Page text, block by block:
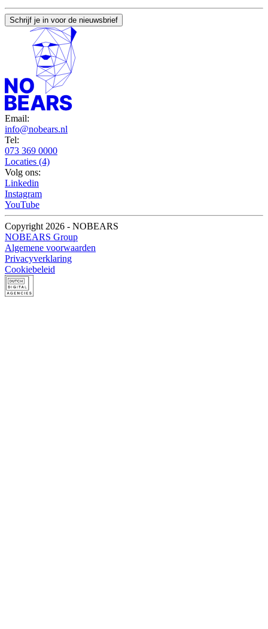
Schrijf je in voor de nieuwsbrief
Email:
info@nobears.nl
Tel:
073 369 0000
Locaties (4)
Volg ons:
Linkedin
Instagram
YouTube
Copyright 2026 - NOBEARS
NOBEARS Group
Algemene voorwaarden
Privacyverklaring
Cookiebeleid